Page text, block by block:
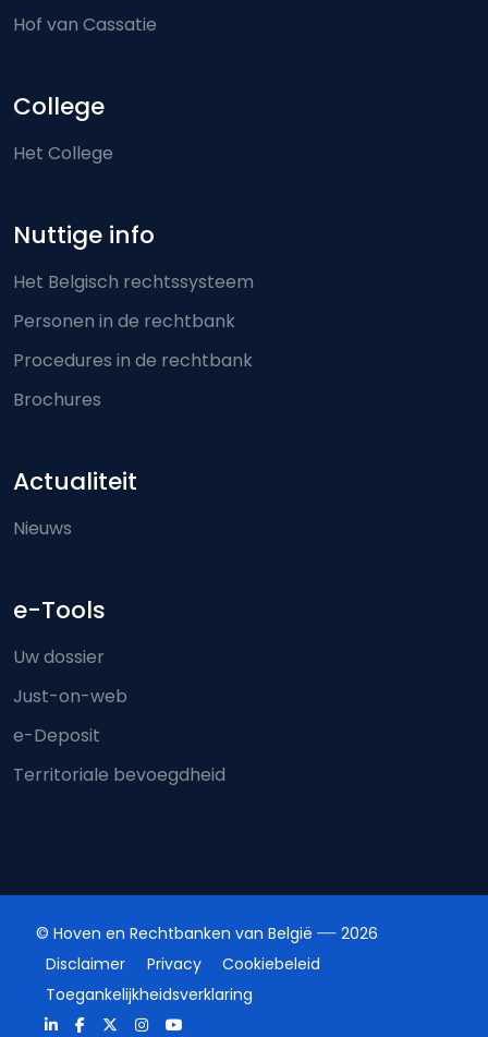
Hof van Cassatie
College
Het College
Nuttige info
Het Belgisch rechtssysteem
Personen in de rechtbank
Procedures in de rechtbank
Brochures
Actualiteit
Nieuws
e-Tools
Uw dossier
Just-on-web
e-Deposit
Territoriale bevoegdheid
© Hoven en Rechtbanken van België
2026
Disclaimer
Privacy
Cookiebeleid
Toegankelijkheidsverklaring